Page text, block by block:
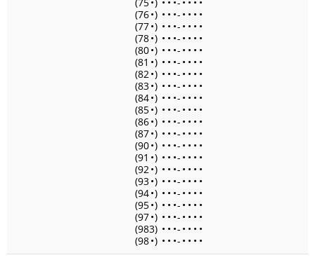
(76•) • • •- • • • •
(77•) • • •- • • • •
(78•) • • •- • • • •
(80•) • • •- • • • •
(81 •) • • •- • • • •
(82•) • • •- • • • •
(83•) • • •- • • • •
(84•) • • •- • • • •
(85•) • • •- • • • •
(86•) • • •- • • • •
(87•) • • •- • • • •
(90•) • • •- • • • •
(91 •) • • •- • • • •
(92•) • • •- • • • •
(93•) • • •- • • • •
(94•) • • •- • • • •
(95•) • • •- • • • •
(97•) • • •- • • • •
(983) • • •- • • • •
(98•) • • •- • • • •